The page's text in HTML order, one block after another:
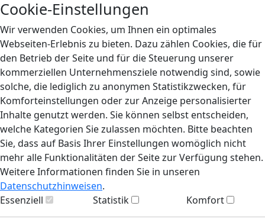
Cookie-Einstellungen
Wir verwenden Cookies, um Ihnen ein optimales
Webseiten-Erlebnis zu bieten. Dazu zählen Cookies, die für
den Betrieb der Seite und für die Steuerung unserer
kommerziellen Unternehmensziele notwendig sind, sowie
solche, die lediglich zu anonymen Statistikzwecken, für
Komforteinstellungen oder zur Anzeige personalisierter
Inhalte genutzt werden. Sie können selbst entscheiden,
welche Kategorien Sie zulassen möchten. Bitte beachten
Sie, dass auf Basis Ihrer Einstellungen womöglich nicht
mehr alle Funktionalitäten der Seite zur Verfügung stehen.
Weitere Informationen finden Sie in unseren
Datenschutzhinweisen.
Essenziell
Statistik Komfort